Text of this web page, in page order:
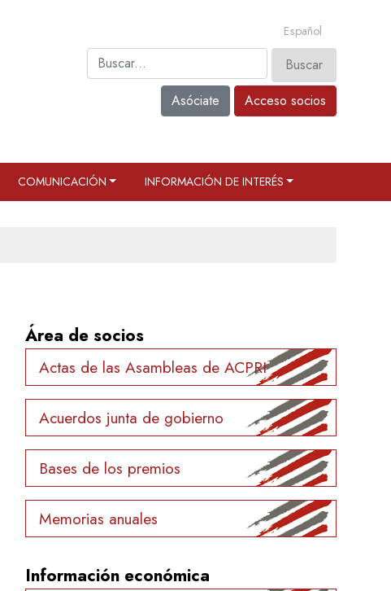
Español
Asóciate Acceso socios
COMUNICACIÓN INFORMACIÓN DE INTERÉS
Área de socios
Actas de las Asambleas de ACPRI
Acuerdos junta de gobierno
Bases de los premios
Memorias anuales
Información económica